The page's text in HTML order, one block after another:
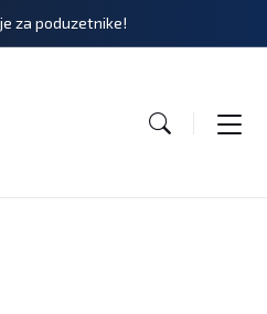
za poduzetnike!